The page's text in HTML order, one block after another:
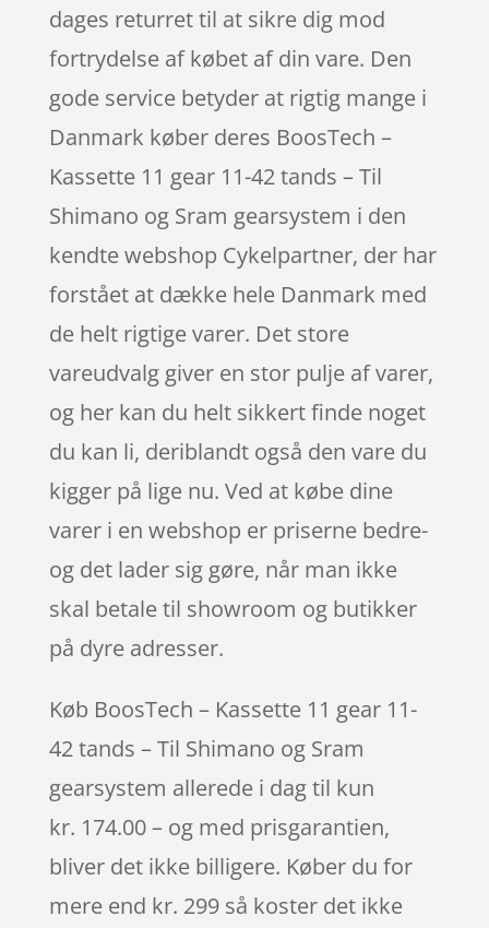
dages returret til at sikre dig mod
fortrydelse af købet af din vare. Den
gode service betyder at rigtig mange i
Danmark køber deres BoosTech –
Kassette 11 gear 11-42 tands – Til
Shimano og Sram gearsystem i den
kendte webshop Cykelpartner, der har
forstået at dække hele Danmark med
de helt rigtige varer. Det store
vareudvalg giver en stor pulje af varer,
og her kan du helt sikkert finde noget
du kan li, deriblandt også den vare du
kigger på lige nu. Ved at købe dine
varer i en webshop er priserne bedre-
og det lader sig gøre, når man ikke
skal betale til showroom og butikker
på dyre adresser.
Køb BoosTech – Kassette 11 gear 11-
42 tands – Til Shimano og Sram
gearsystem allerede i dag til kun
kr. 174.00 – og med prisgarantien,
bliver det ikke billigere. Køber du for
mere end kr. 299 så koster det ikke